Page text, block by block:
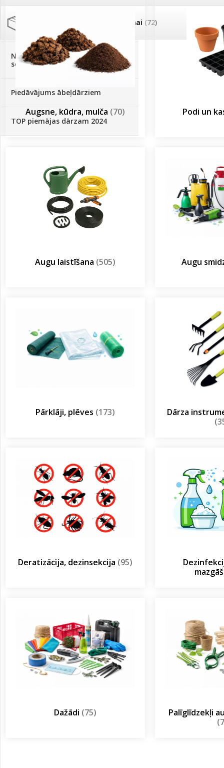
Palīglīdzekļi augu audzēšanai (72)
Klientu Diena
Novatec - izcils mēslošanai arī
sezonas otrajā pusē!
Piedāvājums ābeļdārziem
TOP piemājas dārzam 2024
Augsne, kūdra, mulča (70) Podi un
Augu laistīšana (505) Augu
Pārklāji, plēves (173)
Dārza
Deratizācija, dezinsekcija (95)
Dažādi (75)
Palīglīdzekļi